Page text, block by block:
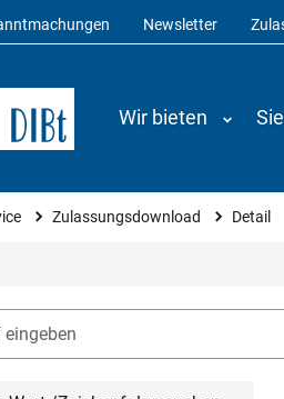
Newsletter
Wir bieten
Zulassungsdownload Detail